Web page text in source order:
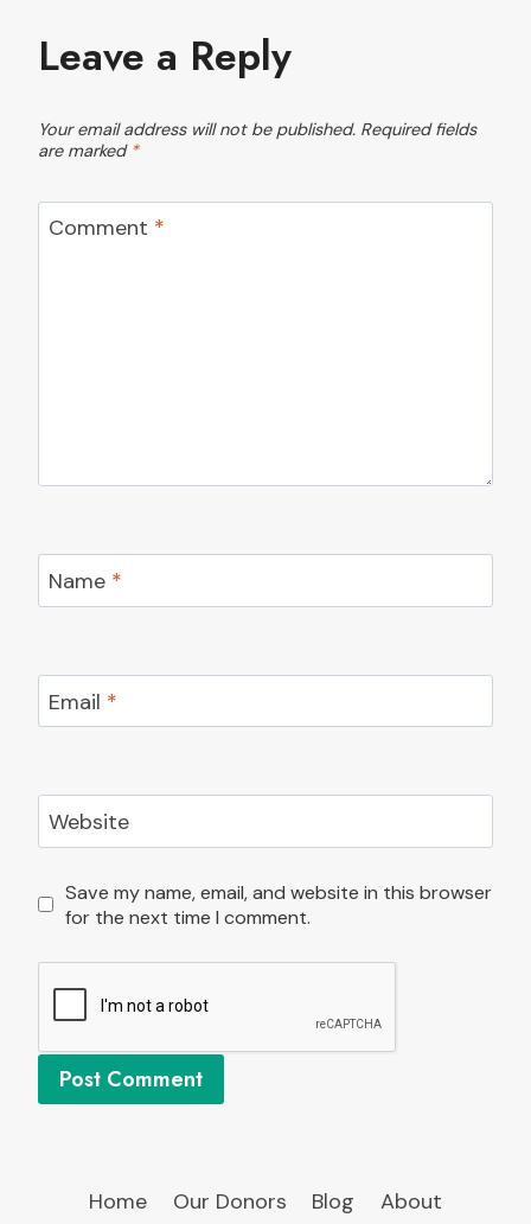
Leave a Reply
Your email address will not be published. Required fields
are marked *
Comment *
Name *
Email *
Website
Save my name, email, and website in this browser
for the next time I comment.
Home Our Donors Blog About